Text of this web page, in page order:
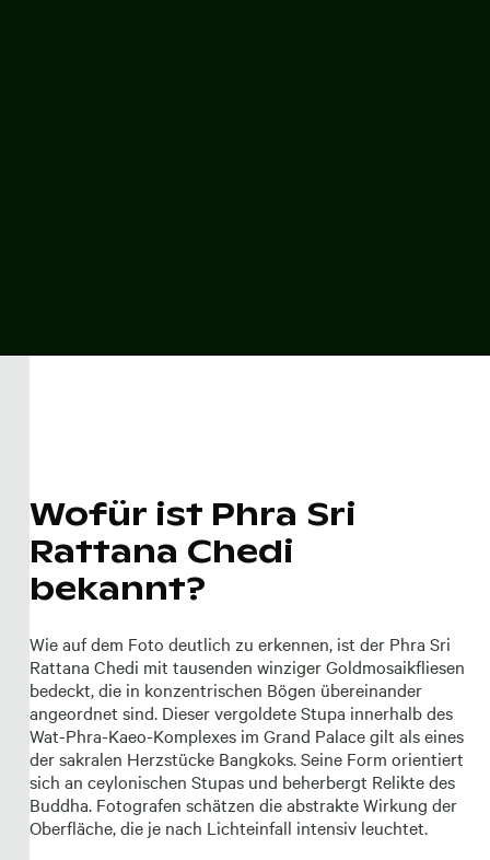
Wofür ist Phra Sri
Rattana Chedi
bekannt?
Wie auf dem Foto deutlich zu erkennen, ist der Phra Sri
Rattana Chedi mit tausenden winziger Goldmosaikfliesen
bedeckt, die in konzentrischen Bögen übereinander
angeordnet sind. Dieser vergoldete Stupa innerhalb des
Wat-Phra-Kaeo-Komplexes im Grand Palace gilt als eines
der sakralen Herzstücke Bangkoks. Seine Form orientiert
sich an ceylonischen Stupas und beherbergt Relikte des
Buddha. Fotografen schätzen die abstrakte Wirkung der
Oberfläche, die je nach Lichteinfall intensiv leuchtet.